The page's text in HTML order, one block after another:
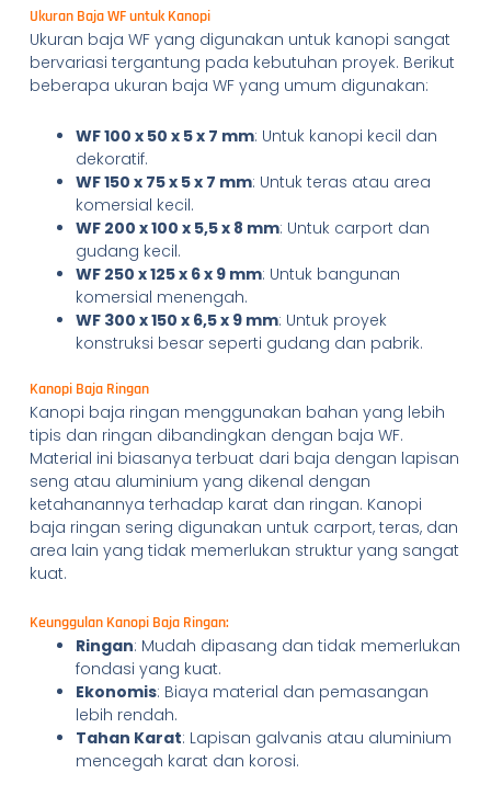
Ukuran Baja WF untuk Kanopi
Ukuran baja WF yang digunakan untuk kanopi sangat
bervariasi tergantung pada kebutuhan proyek. Berikut
beberapa ukuran baja WF yang umum digunakan:
WF 100 x 50 x 5 x 7 mm: Untuk kanopi kecil dan
dekoratif.
WF 150 x 75 x 5 x 7 mm: Untuk teras atau area
komersial kecil.
WF 200 x 100 x 5,5 x 8 mm: Untuk carport dan
gudang kecil.
WF 250 x 125 x 6 x 9 mm: Untuk bangunan
komersial menengah.
WF 300 x 150 x 6,5 x 9 mm: Untuk proyek
konstruksi besar seperti gudang dan pabrik.
Kanopi Baja Ringan
Kanopi baja ringan menggunakan bahan yang lebih
tipis dan ringan dibandingkan dengan baja WF.
Material ini biasanya terbuat dari baja dengan lapisan
seng atau aluminium yang dikenal dengan
ketahanannya terhadap karat dan ringan. Kanopi
baja ringan sering digunakan untuk carport, teras, dan
area lain yang tidak memerlukan struktur yang sangat
kuat.
Keunggulan Kanopi Baja Ringan:
Ringan: Mudah dipasang dan tidak memerlukan
fondasi yang kuat.
Ekonomis: Biaya material dan pemasangan
lebih rendah.
Tahan Karat: Lapisan galvanis atau aluminium
mencegah karat dan korosi.